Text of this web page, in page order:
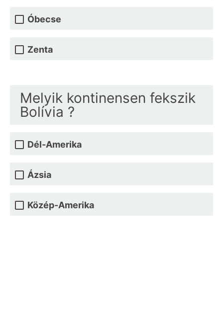
Óbecse
Zenta
Melyik kontinensen fekszik
Bolívia ?
Dél-Amerika
Ázsia
Közép-Amerika